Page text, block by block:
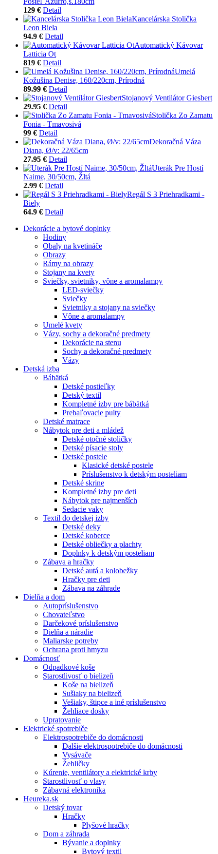
129 € Detail
Kancelárska Stolička
Leon Biela
94.9 € Detail
Automatický Kávovar
Latticia Ot
819 € Detail
Umelá
Kožušina Denise, 160/220cm, Prírodná
89.99 € Detail
Stojanový Ventilátor Giesbert
29.95 € Detail
Stolička Zo Zamatu
Fonia - Tmavosivá
99 € Detail
Dekoračná Váza
Diana, Ø/v: 22/65cm
27.95 € Detail
Uterák Pre Hostí
Naime, 30/50cm, Žltá
2.99 € Detail
Regál S 3 Priehradkami -
Biely
64.9 € Detail
Dekorácie a bytové doplnky
Hodiny
Obaly na kvetináče
Obrazy
Rámy na obrazy
Stojany na kvety
Sviečky, svietniky, vône a aromalampy
LED-sviečky
Sviečky
Svietniky a stojany na sviečky
Vône a aromalampy
Umelé kvety
Vázy, sochy a dekoračné predmety
Dekorácie na stenu
Sochy a dekoračné predmety
Vázy
Detská izba
Bábätká
Detské postieľky
Detský textil
Kompletné izby pre bábätká
Prebaľovacie pulty
Detské matrace
Nábytok pre deti a mládež
Detské otočné stoličky
Detské písacie stoly
Detské postele
Klasické detské postele
Príslušenstvo k detským posteliam
Detské skrine
Kompletné izby pre deti
Nábytok pre najmenších
Sedacie vaky
Textil do detskej izby
Detské deky
Detské koberce
Detské obliečky a plachty
Doplnky k detským posteliam
Zábava a hračky
Detské autá a kolobežky
Hračky pre deti
Zábava na záhrade
Dielňa a dom
Autopríslušenstvo
Chovateľstvo
Darčekové príslušenstvo
Dielňa a náradie
Maliarske potreby
Ochrana proti hmyzu
Domácnosť
Odpadkové koše
Starostlivosť o bielizeň
Koše na bielizeň
Sušiaky na bielizeň
Vešiaky, štipce a iné príslušenstvo
Žehliace dosky
Upratovanie
Elektrické spotrebiče
Elektrospotrebiče do domácnosti
Dalšie elektrospotrebiče do domácnosti
Vysávače
Žehličky
Kúrenie, ventilátory a elektrické krby
Starostlivosť o vlasy
Zábavná elektronika
Heureka.sk
Detský tovar
Hračky
Plyšové hračky
Dom a záhrada
Bývanie a doplnky
Bytový textil